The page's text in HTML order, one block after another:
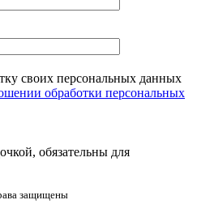
своих персональных данных
обработки персональных
обязательны для
защищены